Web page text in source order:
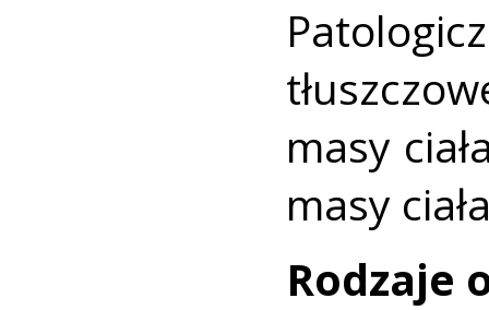
masy
masy
Rodzaje